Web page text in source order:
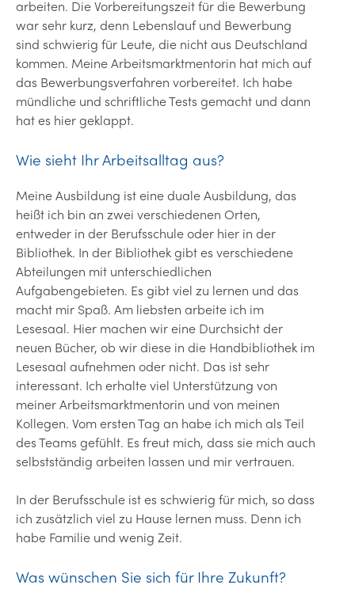
arbeiten. Die Vorbereitungszeit für die Bewerbung
war sehr kurz, denn Lebenslauf und Bewerbung
sind schwierig für Leute, die nicht aus Deutschland
kommen. Meine Arbeitsmarktmentorin hat mich auf
das Bewerbungsverfahren vorbereitet. Ich habe
mündliche und schriftliche Tests gemacht und dann
hat es hier geklappt.
Wie sieht Ihr Arbeitsalltag aus?
Meine Ausbildung ist eine duale Ausbildung, das
heißt ich bin an zwei verschiedenen Orten,
entweder in der Berufsschule oder hier in der
Bibliothek. In der Bibliothek gibt es verschiedene
Abteilungen mit unterschiedlichen
Aufgabengebieten. Es gibt viel zu lernen und das
macht mir Spaß. Am liebsten arbeite ich im
Lesesaal. Hier machen wir eine Durchsicht der
neuen Bücher, ob wir diese in die Handbibliothek im
Lesesaal aufnehmen oder nicht. Das ist sehr
interessant. Ich erhalte viel Unterstützung von
meiner Arbeitsmarktmentorin und von meinen
Kollegen. Vom ersten Tag an habe ich mich als Teil
des Teams gefühlt. Es freut mich, dass sie mich auch
selbstständig arbeiten lassen und mir vertrauen.
In der Berufsschule ist es schwierig für mich, so dass
ich zusätzlich viel zu Hause lernen muss. Denn ich
habe Familie und wenig Zeit.
Was wünschen Sie sich für Ihre Zukunft?